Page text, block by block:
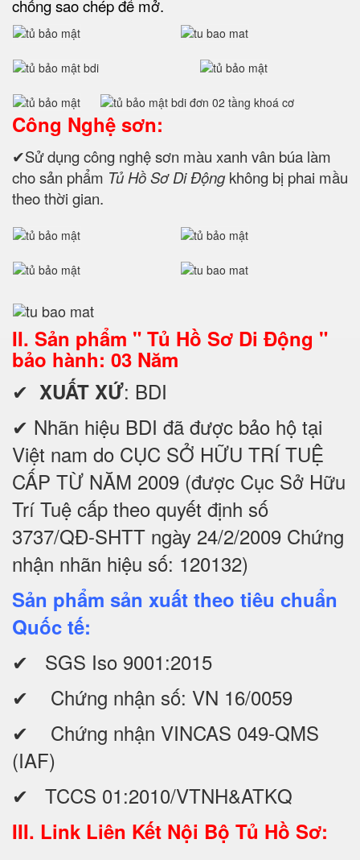
chống sao chép để mở.
Công Nghệ sơn:
✔Sử dụng công nghệ sơn màu xanh vân búa làm
cho sản phẩm Tủ Hồ Sơ Di Độngkhông bị phai mầu
theo thời gian.
II. Sản phẩm " Tủ Hồ Sơ Di Động "
bảo hành: 03 Năm
✔ XUẤT XỨ: BDI
✔ Nhãn hiệu BDI đã được bảo hộ tại
Việt nam do CỤC SỞ HỮU TRÍ TUỆ
CẤP TỪ NĂM 2009 (được Cục Sở Hữu
Trí Tuệ cấp theo quyết định số
3737/QĐ-SHTT ngày 24/2/2009 Chứng
nhận nhãn hiệu số: 120132)
Sản phẩm sản xuất theo tiêu chuẩn
Quốc tế:
✔ SGS Iso 9001:2015
✔ Chứng nhận số: VN 16/0059
✔ Chứng nhận VINCAS 049-QMS
(IAF)
✔ TCCS 01:2010/VTNH&ATKQ
III. Link Liên Kết Nội Bộ Tủ Hồ Sơ: